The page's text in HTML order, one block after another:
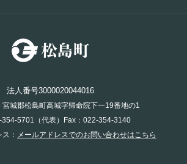
法人番号3000020044016
城郡松島町高城字帰命院下一19番地の1
354-5701（代表）Fax：022-354-3140
： メールアドレスでのお問い合わせはこちら